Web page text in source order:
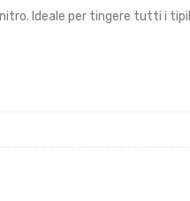
Ideale per tingere tutti i